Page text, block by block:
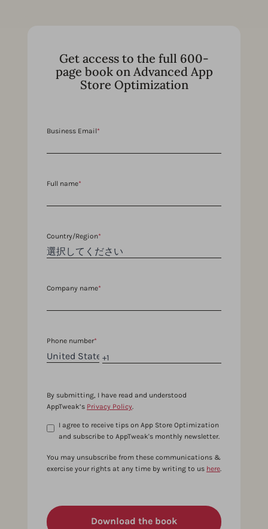
Get access to the full 600-
page book on Advanced App
Store Optimization
Business Email*
Full name*
Country/Region*
Company name*
Phone number*
By submitting, I have read and understood
AppTweak’s Privacy Policy
I agree to receive tips on App Store Optimization
and subscribe to AppTweak's monthly newsletter.
You may unsubscribe from these communications &
exercise your rights at any time by writing to us here